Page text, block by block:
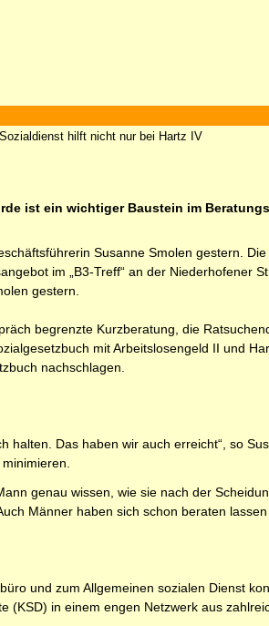
hilft nicht nur bei Hartz IV
ist ein wichtiger Baustein im
Susanne Smolen gestern.
im „B3-Treff“ an der Niederhofener
gestern.
begrenzte Kurzberatung, die
mit Arbeitslosengeld II und
nachschlagen.
halten. Das haben wir auch erreicht“, so
genau wissen, wie sie nach der
Männer haben sich schon beraten
und zum Allgemeinen sozialen Dienst
in einem engen Netzwerk aus